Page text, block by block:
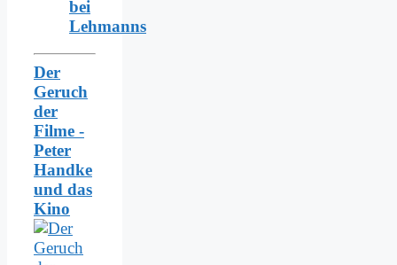
bei
Lehmanns
Der
Geruch
der
Filme -
Peter
Handke
und das
Kino